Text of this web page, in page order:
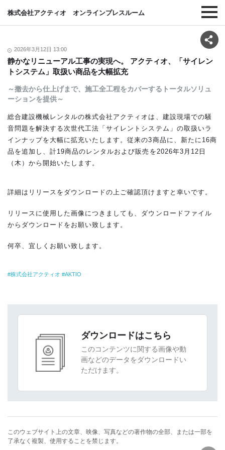
株式会社アクティオ オンラインプレスルーム
2026年3月12日 13:00
静かなリニューアル工事の実現へ。 アクティオ、「サイレン
トシステム」取扱い商品を大幅拡充
～撤去から仕上げまで、施工全工程をカバーするトータルソリュ
ーションを提供～
総合建設機械レンタルの株式会社アクティオは、建設現場での騒
音問題を解決する次世代工法「サイレントシステム」の取扱いラ
インナップを大幅に拡充いたします。従来の3商品に、新たに16商
品を追加し、計19商品のレンタルおよび販売を2026年3月12日
（木）から開始いたします。
詳細はリリースをダウンロードの上ご確認頂けますと幸いです。
リリースに使用した画像につきましても、ダウンロードファイル
からダウンロードをお願い致します。
何卒、宜しくお願い致します。
株式会社アクティオ AKTIO
ダウンロードはこちら
このコンテンツに関する画像や動
画などのデータをダウンロードい
ただけます。
このウェブサイト上の文章、映像、写真などの著作物の全部、または一部を
了承なく複製、使用することを禁じます。